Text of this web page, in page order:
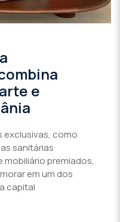
e
exclusivas, como
sanitárias
mobiliário premiados,
em um dos
capital